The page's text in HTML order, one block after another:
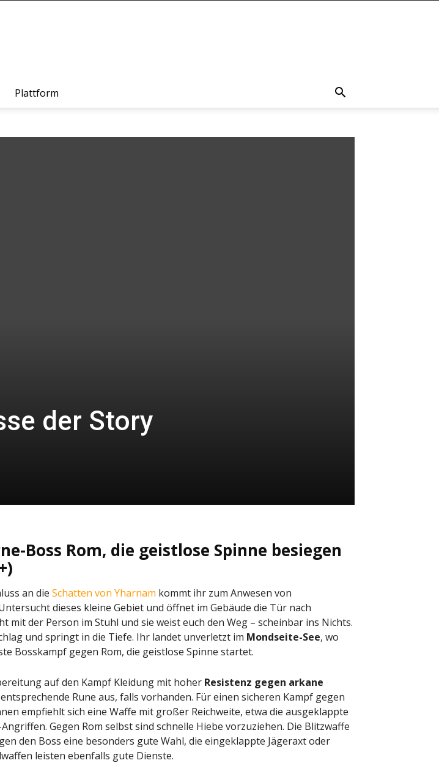
Plattform
der Story
Boss Rom, die geistlose Spinne besiegen
an die Schatten von Yharnam kommt ihr zum Anwesen von
dieses kleine Gebiet und öffnet im Gebäude die Tür nach
mit der Person im Stuhl und sie weist euch den Weg – scheinbar ins Nichts.
und springt in die Tiefe. Ihr landet unverletzt im Mondseite-See, wo
Bosskampf gegen Rom, die geistlose Spinne startet.
auf den Kampf Kleidung mit hoher Resistenz gegen arkane
Rune aus, falls vorhanden. Für einen sicheren Kampf gegen
empfiehlt sich eine Waffe mit großer Reichweite, etwa die ausgeklappte
Gegen Rom selbst sind schnelle Hiebe vorzuziehen. Die Blitzwaffe
den Boss eine besonders gute Wahl, die eingeklappte Jägeraxt oder
leisten ebenfalls gute Dienste.